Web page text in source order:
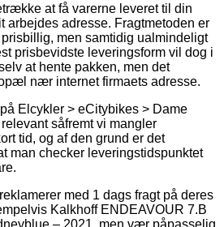
at få varerne leveret til din
arbejdes adresse. Fragtmetoden er
men samtidig ualmindeligt
prisbevidste leveringsform vil dog i
at hente pakken, men det
nær internet firmaets adresse.
Elcykler > eCitybikes > Dame
såfremt vi mangler
tid, og af den grund er det
man checker leveringstidspunktet
med 1 dags fragt på deres
Kalkhoff ENDEAVOUR 7.B
– 2021, men vær påpasselig